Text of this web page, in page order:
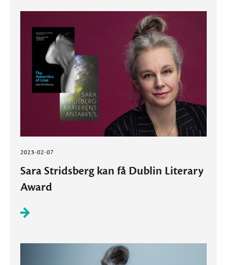
2023-02-07
Sara Stridsberg kan få Dublin Literary
Award